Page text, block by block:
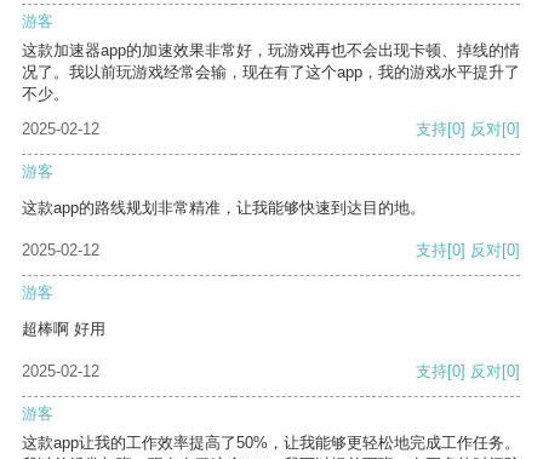
游客
这款加速器app的加速效果非常好，玩游戏再也不会出现卡顿、掉线的情
况了。我以前玩游戏经常会输，现在有了这个app，我的游戏水平提升了
不少。
2025-02-12
支持[0] 反对[0]
游客
这款app的路线规划非常精准，让我能够快速到达目的地。
2025-02-12 支持[0] 反对[0]
游客
超棒啊 好用
2025-02-12 支持[0] 反对[0]
游客
这款app让我的工作效率提高了50%，让我能够更轻松地完成工作任务。